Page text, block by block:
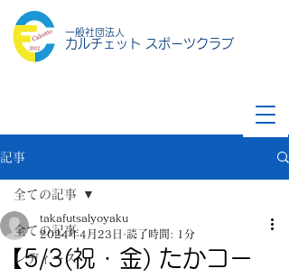
一般社団法人
カルチェット スポーツクラブ
記事
全ての記事
レディース
全ての記事
【5/3(祝・金) たかコー
takafutsalyoyaku
2024年4月23日 読了時間: 1分